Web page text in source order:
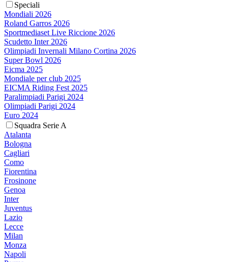
Speciali
Mondiali 2026
Roland Garros 2026
Sportmediaset Live Riccione 2026
Scudetto Inter 2026
Olimpiadi Invernali Milano Cortina 2026
Super Bowl 2026
Eicma 2025
Mondiale per club 2025
EICMA Riding Fest 2025
Paralimpiadi Parigi 2024
Olimpiadi Parigi 2024
Euro 2024
Squadra Serie A
Atalanta
Bologna
Cagliari
Como
Fiorentina
Frosinone
Genoa
Inter
Juventus
Lazio
Lecce
Milan
Monza
Napoli